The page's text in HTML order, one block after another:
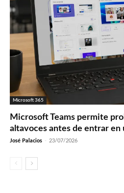
Microsoft 365
Microsoft Teams permite
altavoces antes de entrar en
José Palacios - 23/07/2026